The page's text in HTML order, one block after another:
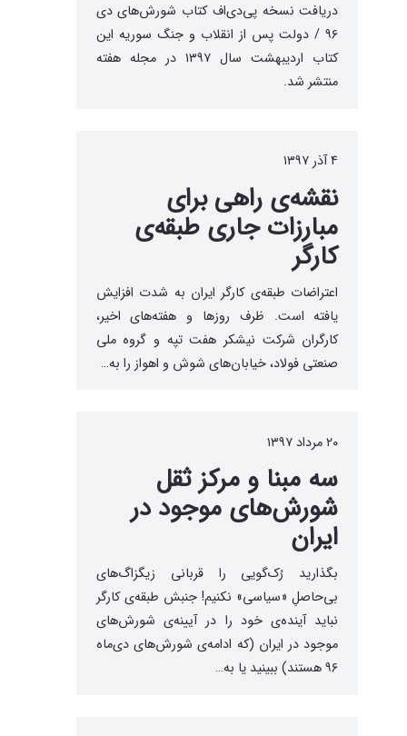
دریافت نسخه پی‌دی‌اف کتاب شورش‌های دی
۹۶ / دولت پس از انقلاب و جنگ سوریه این
کتاب اردیبهشت سال ۱۳۹۷ در مجله هفته
منتشر شد.
۴ آذر ۱۳۹۷
نقشه‌ی راهی برای
مبارزات جاری طبقه‌ی
کارگر
اعتراضات طبقه‌ی کارگر ایران به شدت افزایش
یافته است. ظرف روزها و هفته‌های اخیر،
کارگران شرکت نیشکر هفت تپه و گروه ملی
صنعتی فولاد، خیابان‌های شوش و اهواز را به…
۲۰ مرداد ۱۳۹۷
سه مبنا و مرکز ثقل
شورش‌های موجود در
ایران
بگذارید رُک‌گویی را قربانی زیگزاگ‌های
بی‌حاصلِ «سیاسی» نکنیم! جنبش طبقه‌ی کارگر
نباید آینده‌ی خود را در آیینه‌ی شورش‌های
موجود در ایران (که ادامه‌ی شورش‌های دی‌ماه
۹۶ هستند) ببینید یا به…